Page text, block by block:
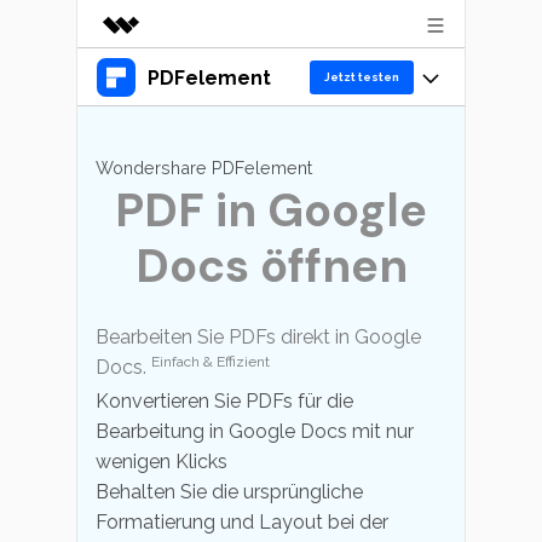
Top-Produkte
Dienstprogramme
Überblick
Lösungen
Über uns
Presseraum
PDFelement Jetzt testen
Desktop
PDFelement für Windows
PDFelement für Mac
Mobile App
PDFelement für Android
Cloud
PDFelement Cloud
Lösungen
Benutzer im Bildungswesen
PDF kommentieren
PDF erstellen
PDF kombinieren
PDF drucken
Ressourcen
Top PDF-Software
How-Tos
Mac-Software
OCR PDF Tipps
Business
KMU von 1-10p
10p+ Unternehmen
Jetzt kaufen Anmelden
Wondershare PDFelement
PDF in Google
Docs öffnen
Bearbeiten Sie PDFs direkt in Google
Docs. Einfach & Effizient
Konvertieren Sie PDFs für die
Bearbeitung in Google Docs mit nur
wenigen Klicks
Behalten Sie die ursprüngliche
Formatierung und Layout bei der